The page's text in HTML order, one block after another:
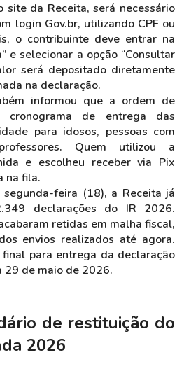
site da Receita, será necessário
login Gov.br, utilizando CPF ou
o contribuinte deve entrar na
e selecionar a opção “Consultar
será depositado diretamente
na declaração.
informou que a ordem de
cronograma de entrega das
para idosos, pessoas com
Quem utilizou a
e escolheu receber via Pix
na fila.
feira (18), a Receita já
declarações do IR 2026.
retidas em malha fiscal,
envios realizados até agora.
para entrega da declaração
de maio de 2026.
de restituição do
2026